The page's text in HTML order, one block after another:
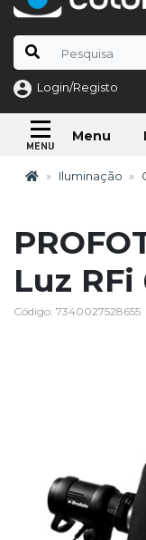
Login/Registo
Menu
Iluminação
Luz
Código: 7340027528655